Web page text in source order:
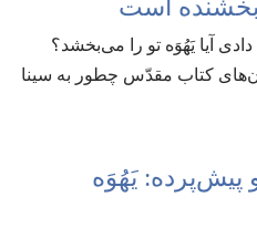
دادی آیا یَهُوَه تو را می‌بخشد؟‏
کتاب مقدّس چطور به سینا
یَهُوَه